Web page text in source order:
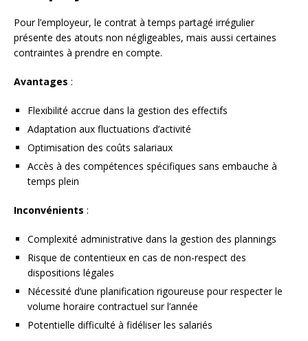
Pour l’employeur, le contrat à temps partagé irrégulier
présente des atouts non négligeables, mais aussi certaines
contraintes à prendre en compte.
Avantages :
Flexibilité accrue dans la gestion des effectifs
Adaptation aux fluctuations d’activité
Optimisation des coûts salariaux
Accès à des compétences spécifiques sans embauche à
temps plein
Inconvénients :
Complexité administrative dans la gestion des plannings
Risque de contentieux en cas de non-respect des
dispositions légales
Nécessité d’une planification rigoureuse pour respecter le
volume horaire contractuel sur l’année
Potentielle difficulté à fidéliser les salariés